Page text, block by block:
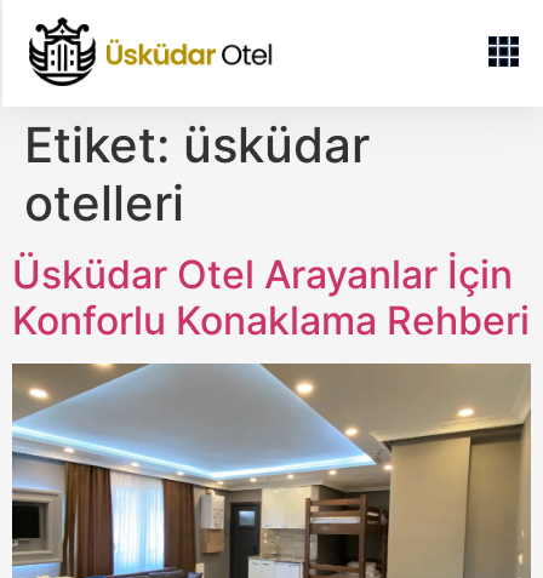
Etiket: üsküdar
otelleri
Üsküdar Otel Arayanlar İçin
Konforlu Konaklama Rehberi